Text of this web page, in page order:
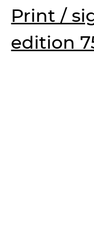
Print /
edition